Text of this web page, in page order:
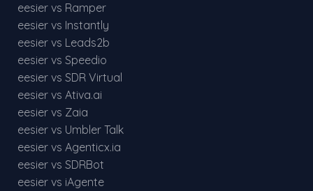
eesier vs Ramper
eesier vs Instantly
eesier vs Leads2b
eesier vs Speedio
eesier vs SDR Virtual
eesier vs Ativa.ai
eesier vs Zaia
eesier vs Umbler Talk
eesier vs Agenticx.ia
eesier vs SDRBot
eesier vs iAgente